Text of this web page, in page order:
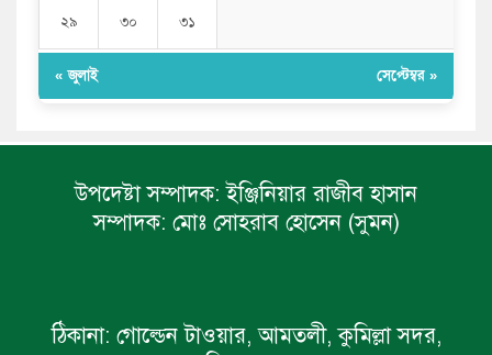
২৯ ৩০ ৩১
« জুলাই সেপ্টেম্বর »
উপদেষ্টা সম্পাদক: ইঞ্জিনিয়ার রাজীব হাসান
সম্পাদক: মোঃ সোহরাব হোসেন (সুমন)
ঠিকানা: গোল্ডেন টাওয়ার, আমতলী, কুমিল্লা সদর,